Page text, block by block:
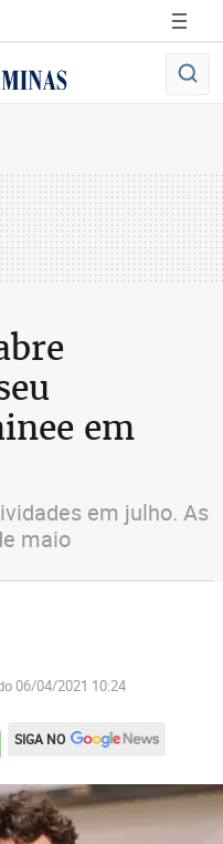
em
em julho. As
maio
06/04/2021 10:24
SIGA NO